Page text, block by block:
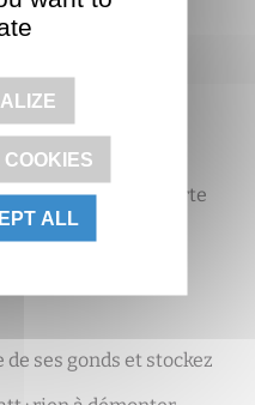
mm
pour la
éviter que des
un local dont la porte
protection.
seulement 2
ses gonds et stockez
ALL